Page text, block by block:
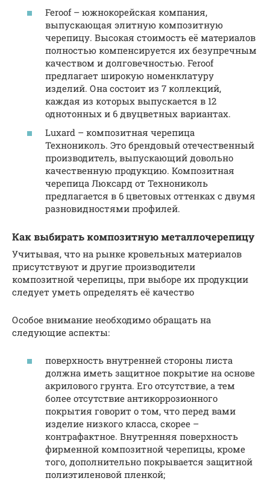
Feroof – южнокорейская компания,
выпускающая элитную композитную
черепицу. Высокая стоимость её материалов
полностью компенсируется их безупречным
качеством и долговечностью. Feroof
предлагает широкую номенклатуру
изделий. Она состоит из 7 коллекций,
каждая из которых выпускается в 12
однотонных и 6 двуцветных вариантах.
Luxard – композитная черепица
Технониколь. Это брендовый отечественный
производитель, выпускающий довольно
качественную продукцию. Композитная
черепица Люксард от Технониколь
предлагается в 6 цветовых оттенках с двумя
разновидностями профилей.
Как выбирать композитную металлочерепицу
Учитывая, что на рынке кровельных материалов
присутствуют и другие производители
композитной черепицы, при выборе их продукции
следует уметь определять её качество
Особое внимание необходимо обращать на
следующие аспекты:
поверхность внутренней стороны листа
должна иметь защитное покрытие на основе
акрилового грунта. Его отсутствие, а тем
более отсутствие антикоррозионного
покрытия говорит о том, что перед вами
изделие низкого класса, скорее –
контрафактное. Внутренняя поверхность
фирменной композитной черепицы, кроме
того, дополнительно покрывается защитной
полиэтиленовой пленкой;